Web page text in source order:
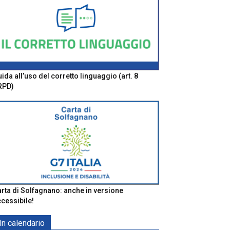
all’uso del corretto linguaggio (art. 8
di Solfagnano: anche in versione
In calendario